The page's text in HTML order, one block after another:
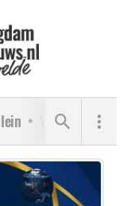
Verenigingen